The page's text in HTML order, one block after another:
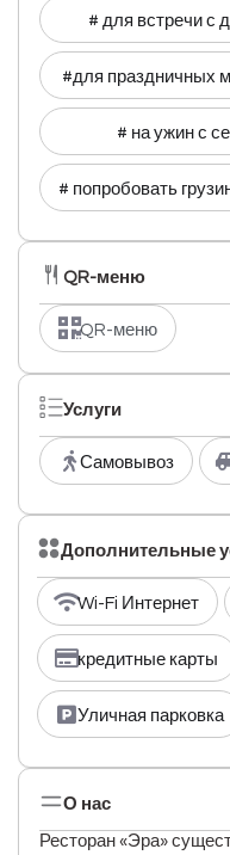
# для встречи с
#для праздничных
# на ужин с
# попробовать
QR-меню
QR-меню
Услуги
Самовывоз
Дополнительные
Wi-Fi Интернет
кредитные карты
Уличная парковка
О нас
Ресторан «Эра»